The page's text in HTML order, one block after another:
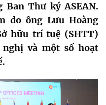
VBQPPL
Ban Thư ký ASEAN.
do ông Lưu Hoàng
hữu trí tuệ (SHTT)
và một số hoạt